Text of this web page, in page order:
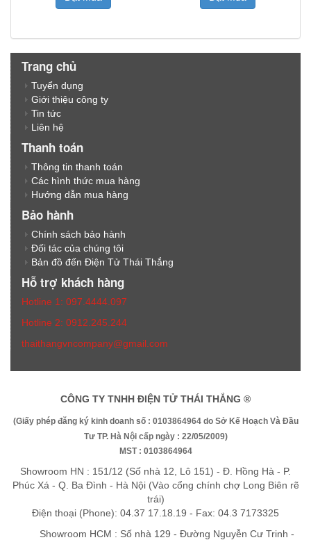
Trang chủ
Tuyển dụng
Giới thiệu công ty
Tin tức
Liên hệ
Thanh toán
Thông tin thanh toán
Các hình thức mua hàng
Hướng dẫn mua hàng
Bảo hành
Chính sách bảo hành
Đối tác của chúng tôi
Bản đồ đến Điện Tử Thái Thắng
Hỗ trợ khách hàng
Hotline 1: 097.4444.097
Hotline 2: 0912.245.244
thaithangvncompany@gmail.com
CÔNG TY TNHH ĐIỆN TỬ THÁI THẮNG ®
(Giấy phép đăng ký kinh doanh số : 0103864964 do Sở Kế Hoạch Và Đầu
Tư TP. Hà Nội cấp ngày : 22/05/2009)
MST : 0103864964
Showroom HN : 151/12 (Số nhà 12, Lô 151) - Đ. Hồng Hà - P.
Phúc Xá - Q. Ba Đình - Hà Nội (Vào cổng chính chợ Long Biên rẽ
trái)
Điện thoại (Phone): 04.37 17.18.19 - Fax: 04.3 7173325
Showroom HCM : Số nhà 129 - Đường Nguyễn Cư Trinh -